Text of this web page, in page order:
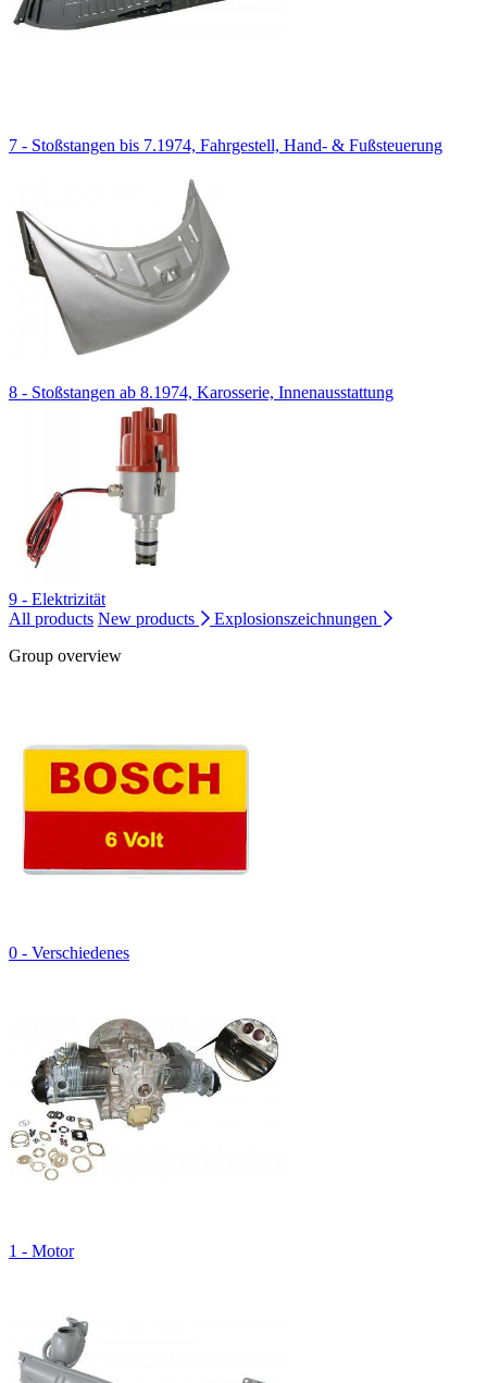
7 - Stoßstangen bis 7.1974, Fahrgestell, Hand- & Fußsteuerung
8 - Stoßstangen ab 8.1974, Karosserie, Innenausstattung
9 - Elektrizität
All products New products
Explosionszeichnungen
Group overview
0 - Verschiedenes
1 - Motor